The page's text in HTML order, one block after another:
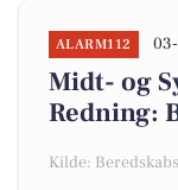
ALARM112
Midt- og
Redning:
Kilde: